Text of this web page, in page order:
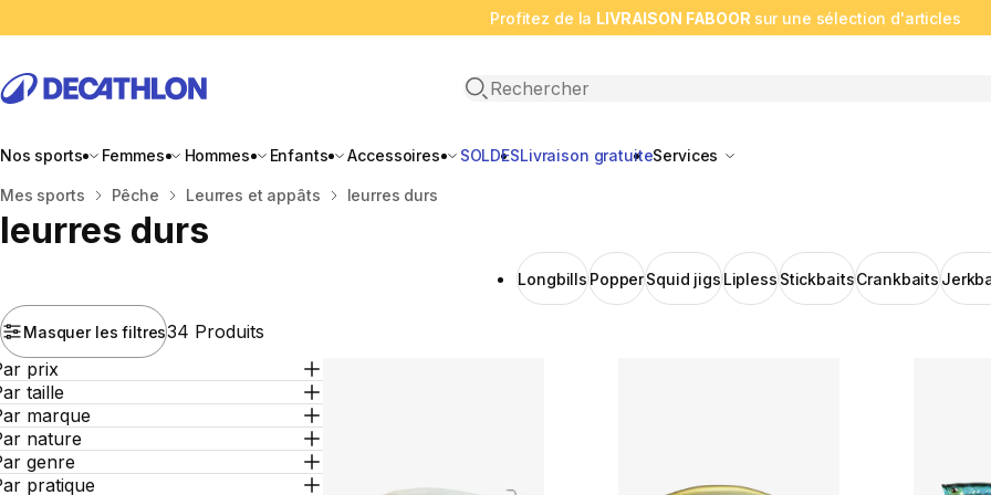
Profitez de la LIVRAISON FABOOR sur une sélection d'articles
Open search
Nos sports Femmes Hommes Enfants Accessoires SOLDESLivraison gratuiteServices
Accueil
Mes sports Pêche Leurres et appâts leurres durs
leurres durs
Longbills PopperSquid jigs Lipless StickbaitsCrankbaits
Masquer les filtres34 Produits
prix
taille
marque
nature
genre
pratique